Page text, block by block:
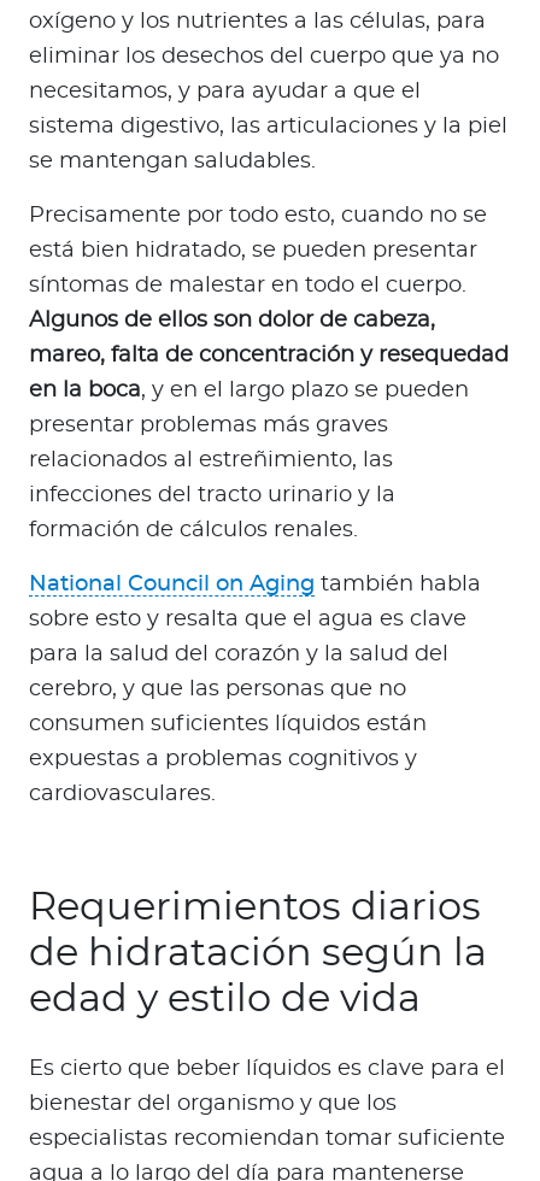
oxígeno y los nutrientes a las células, para
eliminar los desechos del cuerpo que ya no
necesitamos, y para ayudar a que el
sistema digestivo, las articulaciones y la piel
se mantengan saludables.
Precisamente por todo esto, cuando no se
está bien hidratado, se pueden presentar
síntomas de malestar en todo el cuerpo.
Algunos de ellos son dolor de cabeza,
mareo, falta de concentración y resequedad
en la boca, y en el largo plazo se pueden
presentar problemas más graves
relacionados al estreñimiento, las
infecciones del tracto urinario y la
formación de cálculos renales.
National Council on Aging también habla
sobre esto y resalta que el agua es clave
para la salud del corazón y la salud del
cerebro, y que las personas que no
consumen suficientes líquidos están
expuestas a problemas cognitivos y
cardiovasculares.
Requerimientos diarios
de hidratación según la
edad y estilo de vida
Es cierto que beber líquidos es clave para el
bienestar del organismo y que los
especialistas recomiendan tomar suficiente
agua a lo largo del día para mantenerse